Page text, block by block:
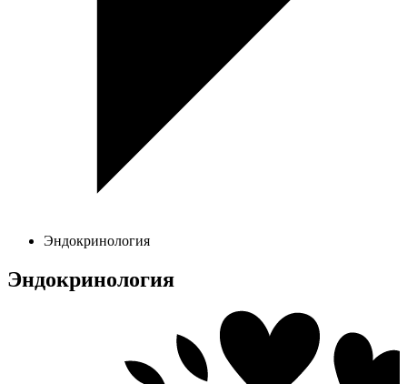
Эндокринология
Эндокринология